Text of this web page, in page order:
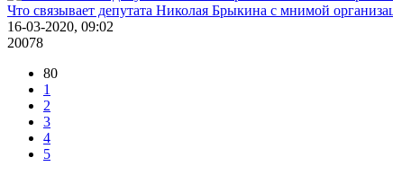
Что связывает депутата Николая Брыкина с мнимой
16-03-2020, 09:02
20078
80
1
2
3
4
5